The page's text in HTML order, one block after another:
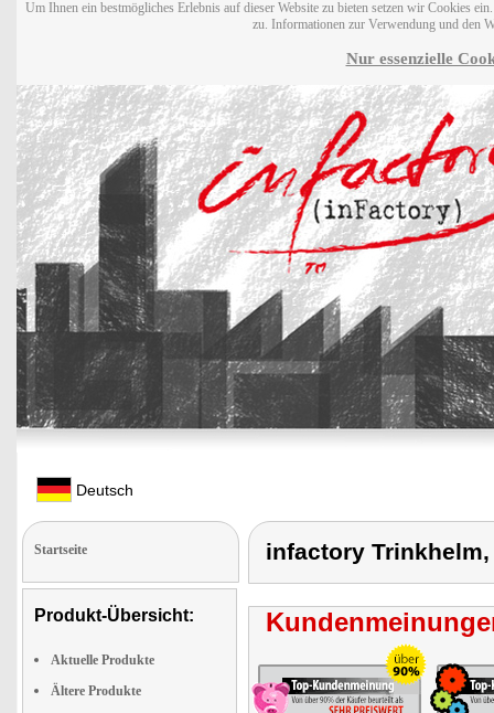
Um Ihnen ein bestmögliches Erlebnis auf dieser Website zu bieten setzen wir Cookies
zu. Informationen zur Verwendung und den
Nur essenzielle
Deutsch
Startseite
Produkt-Übersicht:
Aktuelle Produkte
Ältere Produkte
infactory